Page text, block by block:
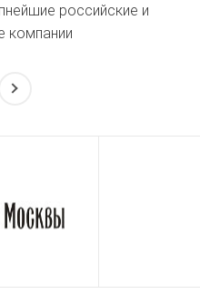
российские и
компании